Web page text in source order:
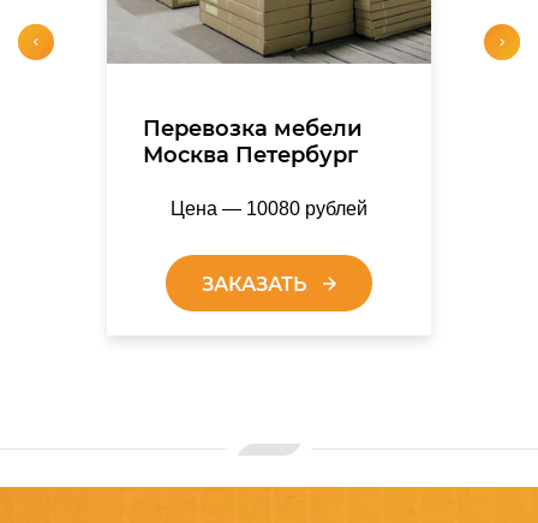
Перевозка мебели
Москва Петербург
Цена — 10080 рублей
ЗАКАЗАТЬ